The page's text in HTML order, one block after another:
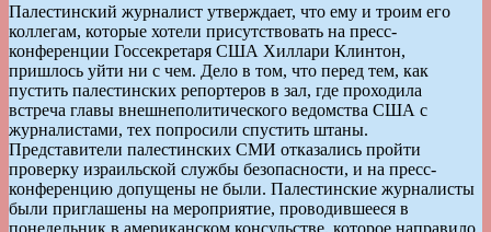
Палестинский журналист утверждает, что ему и троим его
коллегам, которые хотели присутствовать на пресс-
конференции Госсекретаря США Хиллари Клинтон,
пришлось уйти ни с чем. Дело в том, что перед тем, как
пустить палестинских репортеров в зал, где проходила
встреча главы внешнеполитического ведомства США с
журналистами, тех попросили спустить штаны.
Представители палестинских СМИ отказались пройти
проверку израильской службы безопасности, и на пресс-
конференцию допущены не были. Палестинские журналисты
были приглашены на мероприятие, проводившееся в
понедельник в американском консульстве, которое направило